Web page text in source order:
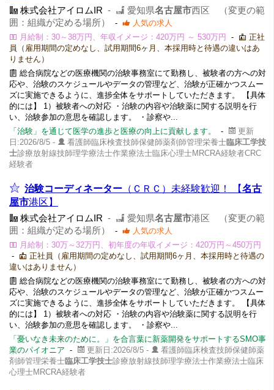
株式会社アイロムIR - 愛知県名古屋市西区 （変更の範
囲：組織が定める場所）
-
人気の求人
月給制：30～38万円、年収イメージ：420万円 ～ 530万円
-
正社
員（雇用期間の定めなし、試用期間6ヶ月、本採用時と待遇の違いはあ
りません）
総合病院などの医療機関の治験事務室にて勤務し、被験者の方への対
応や、治験のスケジュールやデータの管理など、治験が正確かつスムー
ズに実施できるように、進捗全体をサポートしていただきます。 【具体
的には】 1）被験者への対応 ・治験の内容や治験薬に関する説明を行
い、治験参加の意思を確認します。 ・診察や...
「治験」を通じて医学の進歩と医療の向上に貢献します。
-
更新
日:2026/8/5 -
看護師臨床検査技師保健師薬剤師管理栄養士臨床工学技
士診療放射線技師理学療法士作業療法士臨床心理士MRCRA経験者CRC
経験者
治験コーディネーター （ＣＲＣ）未経験歓迎！ 【名古
屋市港区】
株式会社アイロムIR - 愛知県名古屋市港区 （変更の範
囲：組織が定める場所）
-
人気の求人
月給制：30万～32万円、初年度の年収イメージ：420万円～450万円
-
正社員（雇用期間の定めなし、試用期間6ヶ月、本採用時と待遇の
違いはありません）
総合病院などの医療機関の治験事務室にて勤務し、被験者の方への対
応や、治験のスケジュールやデータの管理など、治験が正確かつスムー
ズに実施できるように、進捗全体をサポートしていただきます。 【具体
的には】 1）被験者への対応 ・治験の内容や治験薬に関する説明を行
い、治験参加の意思を確認します。 ・診察や...
「憂いなき未来のために。」を合言葉に新薬開発をサポートするSMO事
業のパイオニア - 更新日:2026/8/5 -
看護師臨床検査技師保健師薬
剤師管理栄養士臨床工学技士診療放射線技師理学療法士作業療法士臨床
心理士MRCRA経験者